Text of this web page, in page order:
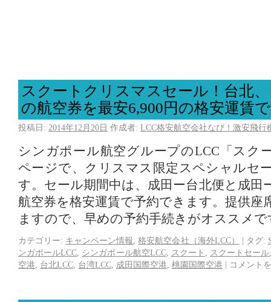
スクートクリスマスセール！台北
の航空券を最安6,900円の格安運賃
投稿日: 2014年12月20日 作成者: LCC格安航空会社なび！激安飛行
シンガポール航空グループのLCC「スク
ページで、クリスマス限定スペシャルセ
す。セール期間中は、成田ー台北便と成田
航空券を格安運賃で予約できます。提供座
ますので、早めの予約手続きがオススメ
カテゴリー: キャンペーン情報 ,格安航空会社（海外LCC） | タグ:
ンガポールLCC
シンガポール航空LCC, スクート スクートセール
空港
台北LCC 台湾LCC 成田国際空港 桃園国際空港 | コメント